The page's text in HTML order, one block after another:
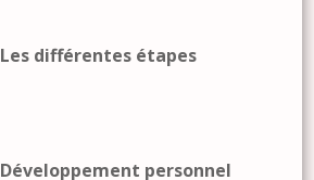
Les différentes étapes
Développement personnel